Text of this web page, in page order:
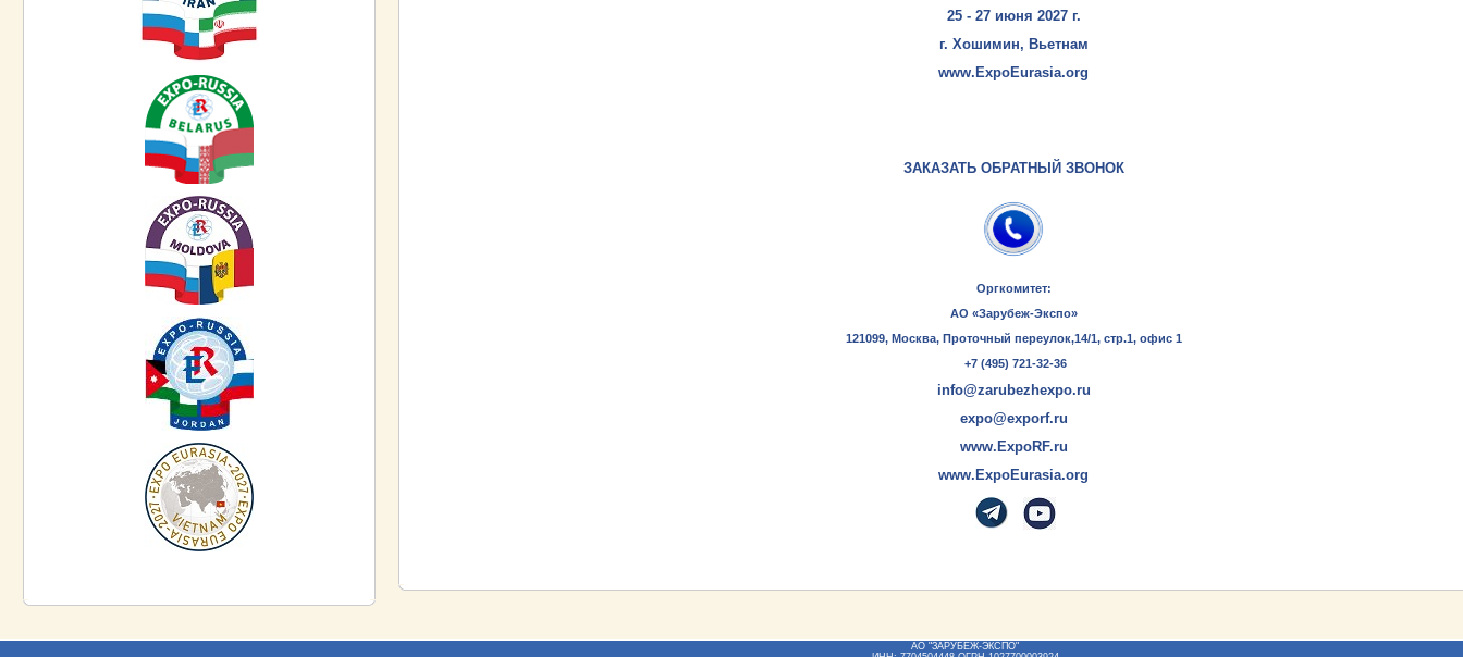
25 - 27 июня 2027 г.
г. Хошимин, Вьетнам
www.ExpoEurasia.org
ЗАКАЗАТЬ ОБРАТНЫЙ ЗВОНОК
Оргкомитет:
АО «Зарубеж-Экспо»
121099, Москва, Проточный переулок,14/1, стр.1, офис 1
+7 (495) 721-32-36
info@zarubezhexpo.ru
expo@exporf.ru
www.ExpoRF.ru
www.ExpoEurasia.org
АО "ЗАРУБЕЖ-ЭКСПО"